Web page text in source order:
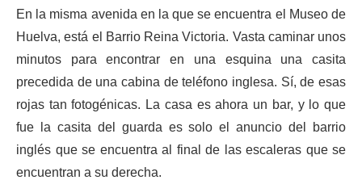
En la misma avenida en la que se encuentra el Museo de
Huelva, está el Barrio Reina Victoria. Vasta caminar unos
minutos para encontrar en una esquina una casita
precedida de una cabina de teléfono inglesa. Sí, de esas
rojas tan fotogénicas. La casa es ahora un bar, y lo que
fue la casita del guarda es solo el anuncio del barrio
inglés que se encuentra al final de las escaleras que se
encuentran a su derecha.